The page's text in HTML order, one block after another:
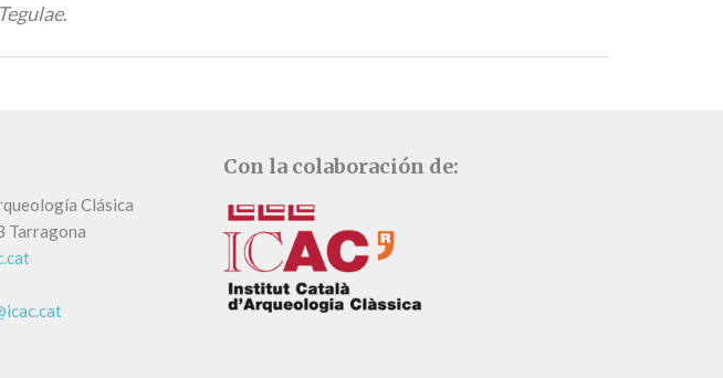
Tegulae.
Clásica
Tarragona
Con la colaboración de: